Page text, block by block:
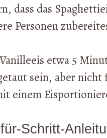
dass das
Personen
etwa 5
sein, aber
einem
Schritt-